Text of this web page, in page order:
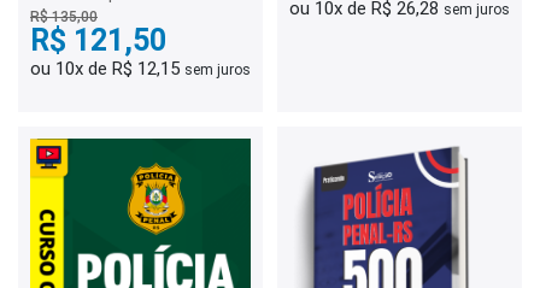
R$ 135,00
R$ 121,50
ou 10x de R$ 12,15 sem juros
ou 10x de R$ 26,28 sem juros